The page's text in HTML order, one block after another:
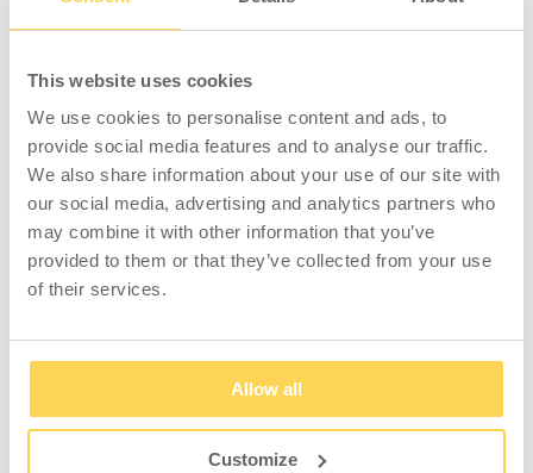
This website uses cookies
We use cookies to personalise content and ads, to
provide social media features and to analyse our traffic.
We also share information about your use of our site with
our social media, advertising and analytics partners who
may combine it with other information that you’ve
provided to them or that they’ve collected from your use
of their services.
Allow all
Customize
Muldenteile Mix Kombination 5
Schubladen. Passend für Schubladen mit
Innenmaßen von 600 x 450 x 50 mm.
Inhalt:
4 Kunststoffmulden (33 mm)
8 Kunststoffmulden (70 mm)
20 Trennwände (33 mm)
20 Trennwände (70 mm)